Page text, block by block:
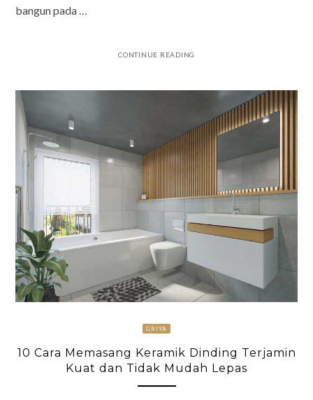
bangun pada …
CONTINUE READING
GRIYA
10 Cara Memasang Keramik Dinding Terjamin
Kuat dan Tidak Mudah Lepas